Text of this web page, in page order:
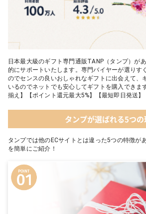
日本最大級のギフト専門通販TANP（タンプ）が
的にサポートいたします。専門バイヤーが選りす
のでセンスの良いおしゃれなギフトに出会えて、
いるのでネットでも安心してギフトを購入できま
揃え】【ポイント還元最大5%】【最短即日発送】
タンプが選ばれる5つの
タンプでは他のECサイトとは違った5つの特徴が
を簡単にご紹介！